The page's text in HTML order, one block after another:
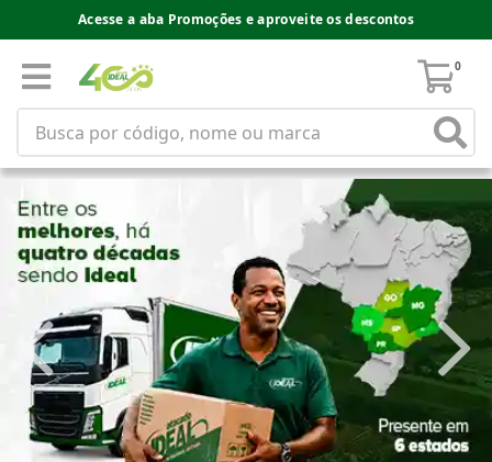
Acesse a aba Promoções e aproveite os descontos
0